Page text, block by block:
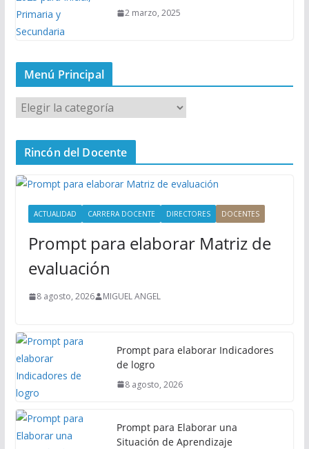
2 marzo, 2025
Menú Principal
M
e
n
P
Rincón del Docente
ACTUALIDAD CARRERA DOCENTE DIRECTORES DOCENTES
Prompt para elaborar Matriz de
evaluación
8 agosto, 2026 MIGUEL ANGEL
Prompt para elaborar Indicadores
de logro
8 agosto, 2026
Prompt para Elaborar una
Situación de Aprendizaje